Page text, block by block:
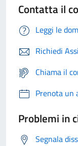
Contatta il
Leggi le
Richiedi
Chiama il
Prenota un
Problemi in
Segnala